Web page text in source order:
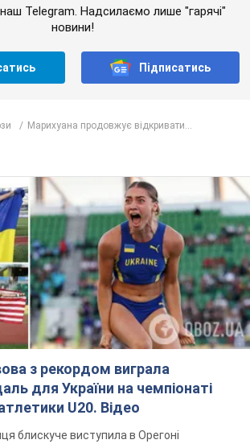
Telegram. Надсилаємо лише "гарячі"
новини!
Підписатись
Марихуана продовжує відкривати...
з рекордом виграла
для України на чемпіонаті
U20. Відео
блискуче виступила в Орегоні